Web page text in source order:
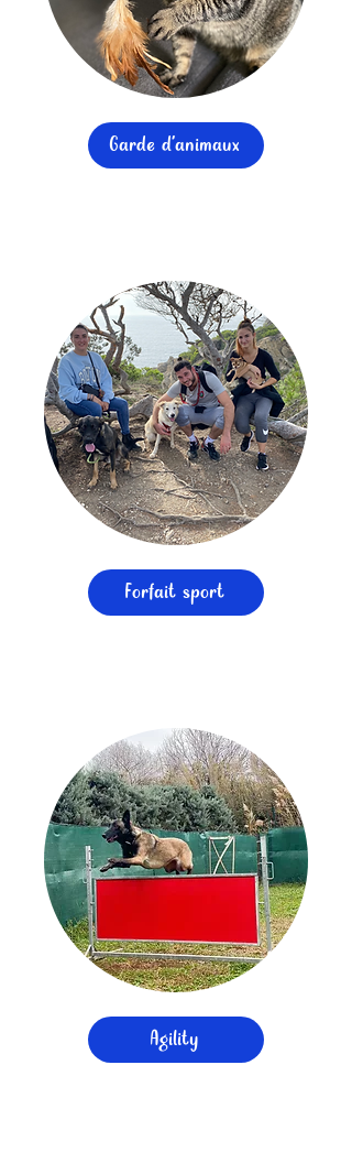
Garde d'animaux
Forfait sport
Agility